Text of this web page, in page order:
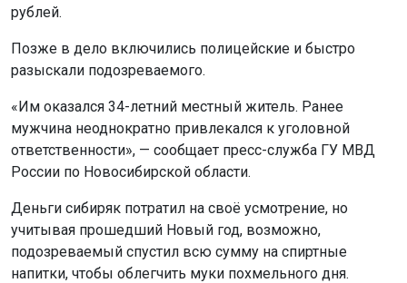
рублей.
Позже в дело включились полицейские и быстро
разыскали подозреваемого.
«Им оказался 34-летний местный житель. Ранее
мужчина неоднократно привлекался к уголовной
ответственности», — сообщает пресс-служба ГУ МВД
России по Новосибирской области.
Деньги сибиряк потратил на своё усмотрение, но
учитывая прошедший Новый год, возможно,
подозреваемый спустил всю сумму на спиртные
напитки, чтобы облегчить муки похмельного дня.